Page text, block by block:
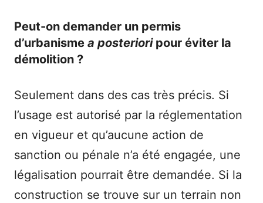
Peut-on demander un permis
d’urbanisme a posterioripour éviter la
démolition ?
Seulement dans des cas très précis. Si
l’usage est autorisé par la réglementation
en vigueur et qu’aucune action de
sanction ou pénale n’a été engagée, une
légalisation pourrait être demandée. Si la
construction se trouve sur un terrain non